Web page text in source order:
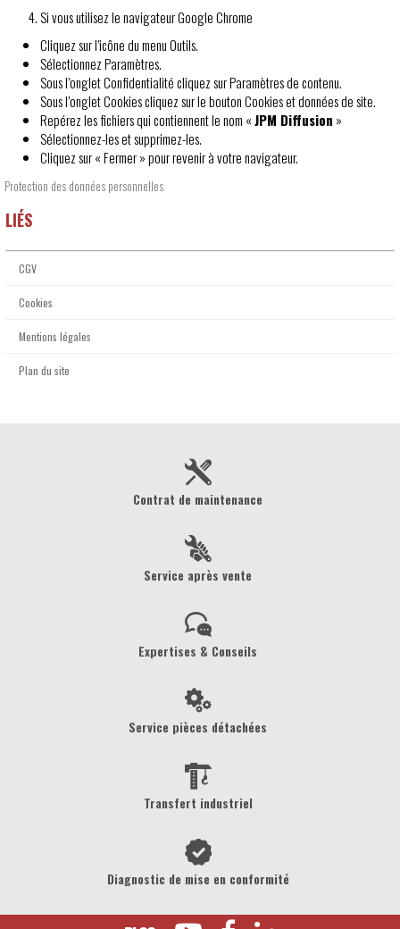
Si vous utilisez le navigateur Google Chrome
Cliquez sur l’icône du menu Outils.
Sélectionnez Paramètres.
Sous l’onglet Confidentialité cliquez sur Paramètres de contenu.
Sous l’onglet Cookies cliquez sur le bouton Cookies et données de site.
Repérez les fichiers qui contiennent le nom «JPM Diffusion »
Sélectionnez-les et supprimez-les.
Cliquez sur « Fermer » pour revenir à votre navigateur.
Protection des données personnelles
LIÉS
CGV
Cookies
Mentions légales
Plan du site
Contrat de maintenance
Service après vente
Expertises & Conseils
Service pièces détachées
Transfert industriel
Diagnostic de mise en conformité